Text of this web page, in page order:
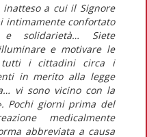
a cui il Signore
intimamente confortato
solidarietà… Siete
e motivare le
i cittadini circa i
in merito alla legge
vi sono vicino con la
Pochi giorni prima del
medicalmente
abbreviata a causa